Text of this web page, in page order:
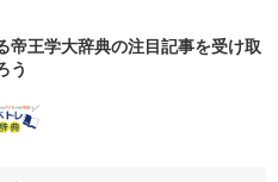
帝王学大辞典の注目記事を受け取
う